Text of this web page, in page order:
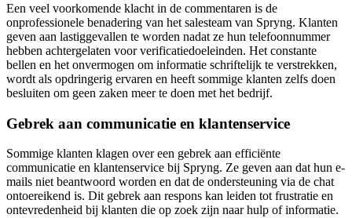
Een veel voorkomende klacht in de commentaren is de
onprofessionele benadering van het salesteam van Spryng. Klanten
geven aan lastiggevallen te worden nadat ze hun telefoonnummer
hebben achtergelaten voor verificatiedoeleinden. Het constante
bellen en het onvermogen om informatie schriftelijk te verstrekken,
wordt als opdringerig ervaren en heeft sommige klanten zelfs doen
besluiten om geen zaken meer te doen met het bedrijf.
Gebrek aan communicatie en klantenservice
Sommige klanten klagen over een gebrek aan efficiënte
communicatie en klantenservice bij Spryng. Ze geven aan dat hun e-
mails niet beantwoord worden en dat de ondersteuning via de chat
ontoereikend is. Dit gebrek aan respons kan leiden tot frustratie en
ontevredenheid bij klanten die op zoek zijn naar hulp of informatie.